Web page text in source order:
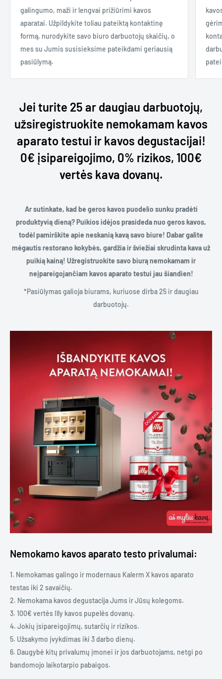
galingumo, maži ir lengvai prižiūrimi kavos
aparatai. Užpildykite toliau pateiktą kontaktinę
formą, nurodykite savo biuro darbuotojų skaičių, o
mes su Jumis susisieksime pateikdami geriausią
pasiūlymą.
Jei turite 25 ar daugiau darbuotojų,
užsiregistruokite nemokamam kavos
aparato testui ir kavos degustacijai!
0€ įsipareigojimo, 0% rizikos, 100€
vertės kava dovanų.
Ar sutinkate, kad be geros kavos puodelio sunku pradėti
produktyvią dieną? Puikios idėjos prasideda nuo geros kavos,
todėl pamirškite apie neskanią kavą savo biure! Dabar galite
mėgautis restorano kokybės, gardžia ir šviežiai skrudinta kava už
puikią kainą! Užregistruokite savo biurą nemokamam ir
neįpareigojančiam kavos aparato testui jau šiandien!
*Pasiūlymas galioja biurams, kuriuose dirba 25 ir daugiau
darbuotojų.
Nemokamo kavos aparato testo privalumai:
1. Nemokamas galingo ir modernaus Kalerm X kavos aparato
testas iki 2 savaičių.
2. Nemokama kavos degustacija Jums ir Jūsų kolegoms.
3. 100€ vertės Illy kavos pupelės dovanų.
4. Jokių įsipareigojimų, sutarčių ir rizikos.
5. Užsakymo įvykdimas iki 3 darbo dienų.
6. Daugybė kitų privalumų įmonei ir jos darbuotojams, netgi po
bandomojo laikotarpio pabaigos.